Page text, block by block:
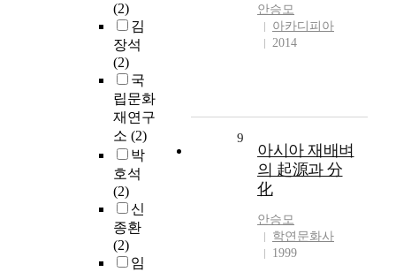
(2)
김
장석
(2)
국
립문화
재연구
소 (2)
박
호석
(2)
신
종환
(2)
임
안승모
아카디피아
2014
9
아시아 재배벼
의 起源과 分
化
안승모
학연문화사
1999